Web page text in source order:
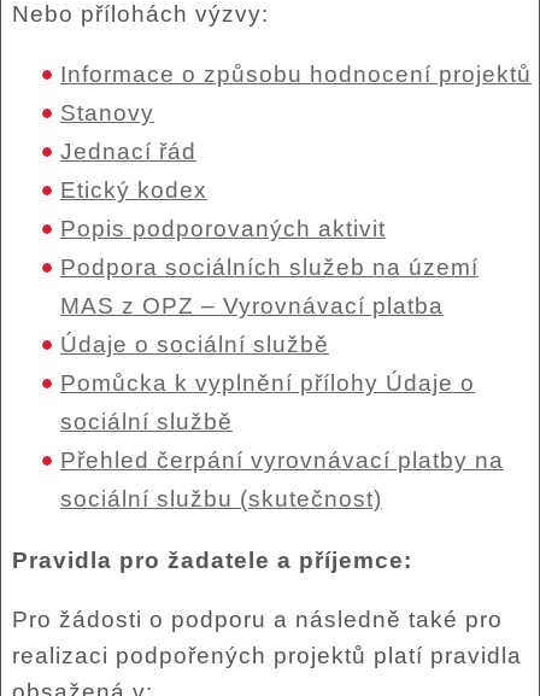
Nebo přílohách výzvy:
Informace o způsobu hodnocení projektů
Stanovy
Jednací řád
Etický kodex
Popis podporovaných aktivit
Podpora sociálních služeb na území
MAS z OPZ – Vyrovnávací platba
Údaje o sociální službě
Pomůcka k vyplnění přílohy Údaje o
sociální službě
Přehled čerpání vyrovnávací platby na
sociální službu (skutečnost)
Pravidla pro žadatele a příjemce:
Pro žádosti o podporu a následně také pro
realizaci podpořených projektů platí pravidla